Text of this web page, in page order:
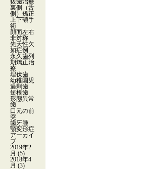
抜歯治療
裏側（舌
側）矯正
上下顎手
術
顔面左右
非対称
先天性欠
如症例
永久歯列
期矯正治
療
埋伏歯
幼稚園児
過剰歯
短根歯
形態異常
歯
口元の前
突
歯牙腫
顎変形症
アーカイ
ブ
2019年2
月 (5)
2018年4
月 (3)